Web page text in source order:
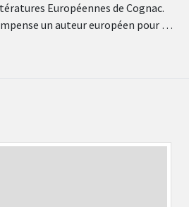
Européennes de Cognac.
un auteur européen pour …